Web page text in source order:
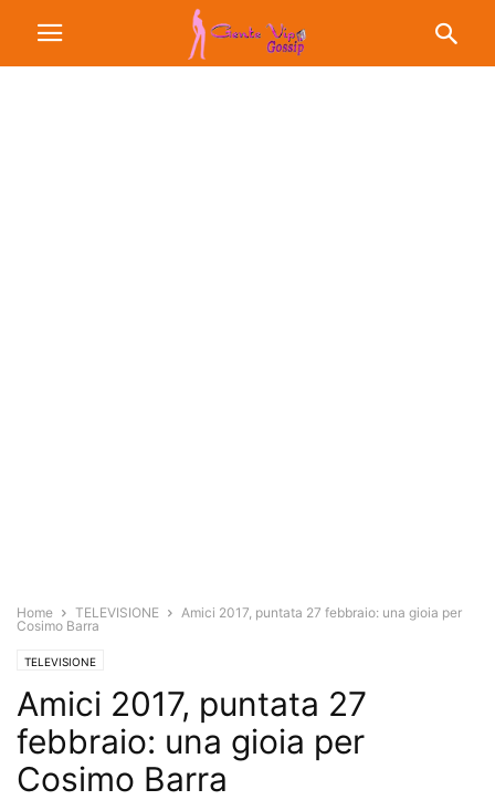
Home TELEVISIONE
Amici 2017, puntata 27 febbraio: una gioia per
Cosimo Barra
TELEVISIONE
Amici 2017, puntata 27
febbraio: una gioia per
Cosimo Barra